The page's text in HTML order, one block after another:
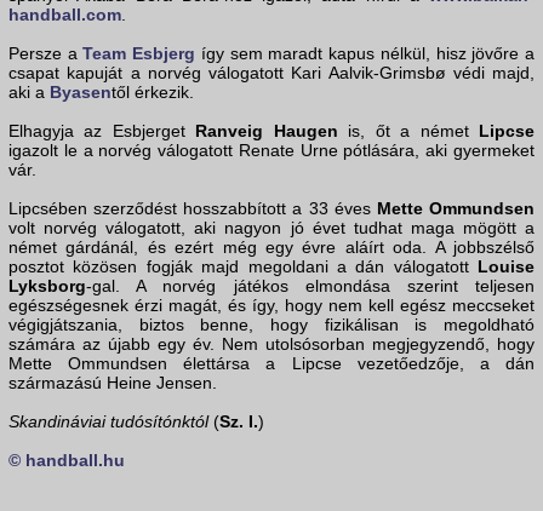
handball.com.
Persze aTeam Esbjerg így sem maradt kapus nélkül, hisz jövőre a
csapat kapuját a norvég válogatott Kari Aalvik-Grimsbø védi majd,
aki a Byasentől érkezik.
Elhagyja az Esbjerget Ranveig Haugen is, őt a német Lipcse
igazolt le a norvég válogatott Renate Urne pótlására, aki gyermeket
vár.
Lipcsében szerződést hosszabbított a 33 éves Mette Ommundsen
volt norvég válogatott, aki nagyon jó évet tudhat maga mögött a
német gárdánál, és ezért még egy évre aláírt oda. A jobbszélső
posztot közösen fogják majd megoldani a dán válogatott Louise
Lyksborg-gal. A norvég játékos elmondása szerint teljesen
egészségesnek érzi magát, és így, hogy nem kell egész meccseket
végigjátszania, biztos benne, hogy fizikálisan is megoldható
számára az újabb egy év. Nem utolsósorban megjegyzendő, hogy
Mette Ommundsen élettársa a Lipcse vezetőedzője, a dán
származású Heine Jensen.
Skandináviai tudósítónktól(Sz. I.)
© handball.hu